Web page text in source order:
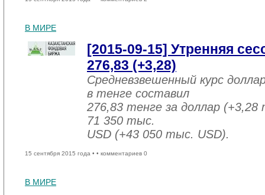
В МИРЕ
[2015-09-15] Утренняя
276,83 (+3,28)
Средневзвешенный курс
в тенге составил
276,83 тенге за доллар
71 350 тыс.
USD (+43 050 тыс. USD).
15 сентября 2015 года • • комментариев 0
В МИРЕ